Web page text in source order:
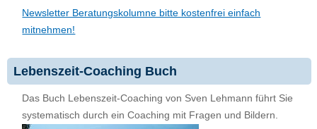
Newsletter Beratungskolumne bitte kostenfrei einfach
mitnehmen!
Lebenszeit-Coaching Buch
Das Buch Lebenszeit-Coaching von Sven Lehmann führt Sie
systematisch durch ein Coaching mit Fragen und Bildern.